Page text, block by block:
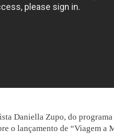
Daniella Zupo, do programa
o lançamento de “Viagem a